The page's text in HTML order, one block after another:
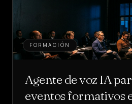
FORMACIÓN
Agente de voz IA
eventos formativos